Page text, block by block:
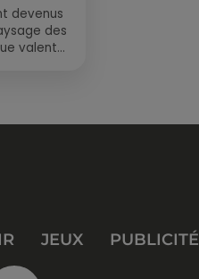
devenus
des
valent
JEUX PUBLICITÉ